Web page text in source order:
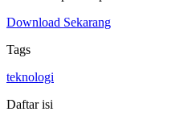
Download Sekarang
Tags
teknologi
Daftar isi